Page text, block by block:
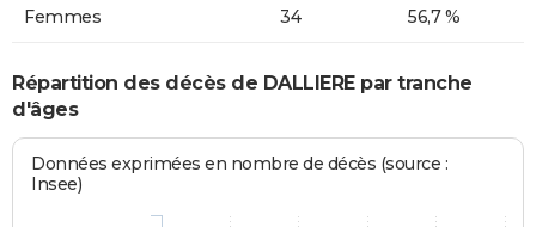
Femmes 34 56,7 %
Répartition des décès de DALLIERE par tranche
d'âges
Données exprimées en nombre de décès (source :
Insee)